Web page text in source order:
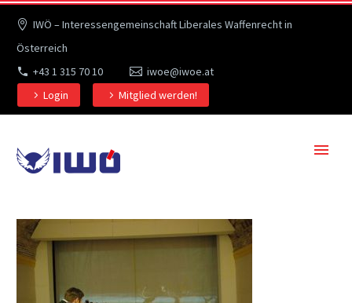
IWÖ – Interessengemeinschaft Liberales Waffenrecht in
Österreich
+43 1 315 70 10
iwoe@iwoe.at
Login
Mitglied werden!